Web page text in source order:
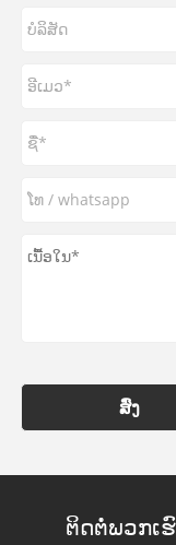
ສົ່ງ
ຕິດ​ຕໍ່​ພວກ​ເ